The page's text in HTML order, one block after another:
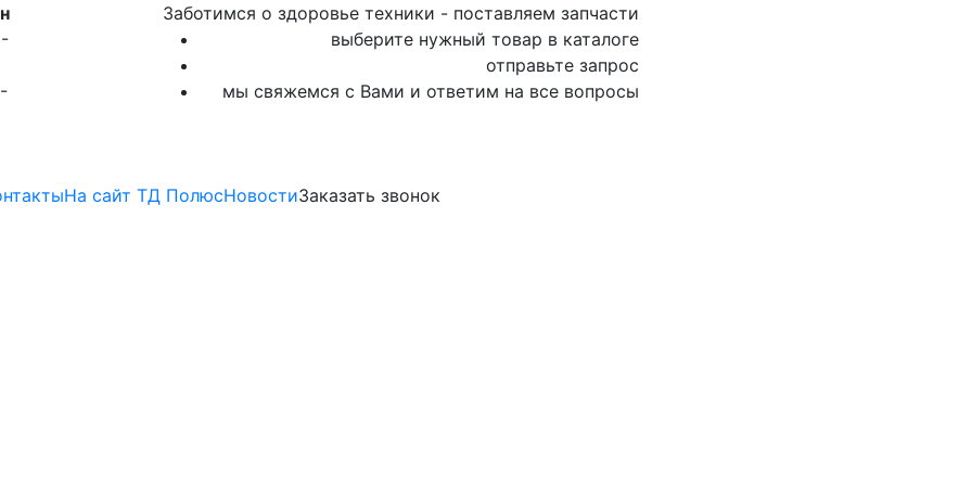
Заботимся о здоровье техники - поставляем запчасти
выберите нужный товар в каталоге
отправьте запрос
мы свяжемся с Вами и ответим на все вопросы
На сайт ТД ПолюсНовостиЗаказать звонок